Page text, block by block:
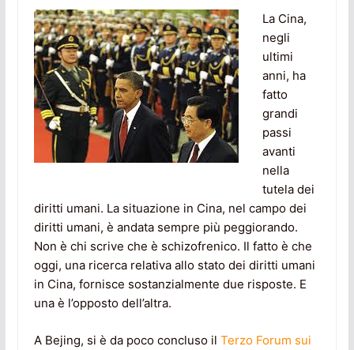
La Cina,
negli
ultimi
anni, ha
fatto
grandi
passi
avanti
nella
tutela dei
diritti umani. La situazione in Cina, nel campo dei
diritti umani, è andata sempre più peggiorando.
Non è chi scrive che è schizofrenico. Il fatto è che
oggi, una ricerca relativa allo stato dei diritti umani
in Cina, fornisce sostanzialmente due risposte. E
una è l’opposto dell’altra.
A Bejing, si è da poco concluso il Terzo Forum sui